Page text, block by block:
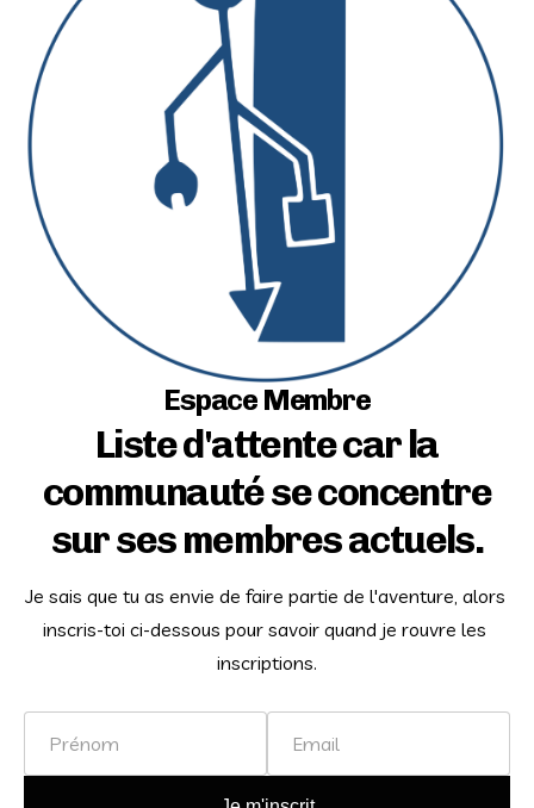
Espace Membre
Liste d'attente car la
communauté se concentre
sur ses membres actuels.
Je sais que tu as envie de faire partie de l'aventure, alors
inscris-toi ci-dessous pour savoir quand je rouvre les
inscriptions.